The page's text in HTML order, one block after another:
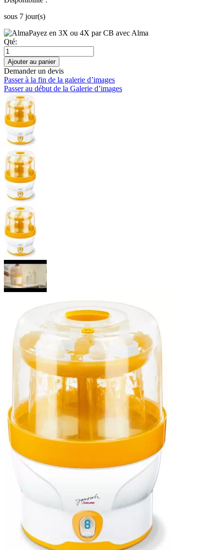
sous 7 jour(s)
Payez en 3X ou 4X par CB avec Alma
Qté:
Ajouter au panier
Demander un devis
Passer à la fin de la galerie d’images
Passer au début de la Galerie d’images